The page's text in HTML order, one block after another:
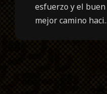
esfuerzo y el
mejor camino